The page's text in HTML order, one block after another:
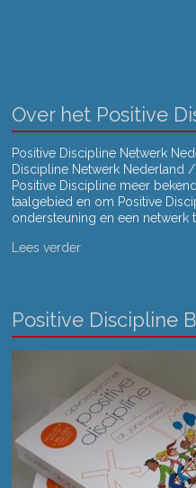
Over het Positive
Positive Discipline Netwerk
Discipline Netwerk Nederland
Positive Discipline meer
taalgebied en om Positive
ondersteuning en een netwerk
Lees verder
Positive Discipline